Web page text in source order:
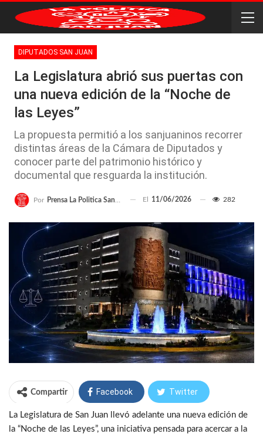
DIPUTADOS SAN JUAN
La Legislatura abrió sus puertas con
una nueva edición de la “Noche de
las Leyes”
La propuesta permitió a los sanjuaninos recorrer
distintas áreas de la Cámara de Diputados y
conocer parte del patrimonio histórico y
documental que resguarda la institución.
Por Prensa La Politica San Juan El 11/06/2026 282
Compartir Facebook Twitter
WhatsApp Telegram
La Legislatura de San Juan llevó adelante una nueva edición de
la “Noche de las Leyes”, una iniciativa pensada para acercar a la